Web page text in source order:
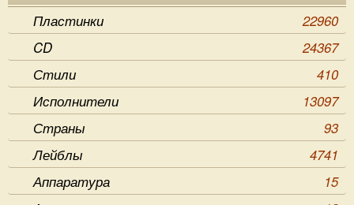
Пластинки
22960
CD
24367
Стили
410
Исполнители
13097
Страны
93
Лейблы
4741
Аппаратура
15